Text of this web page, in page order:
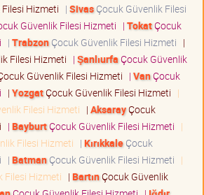
Hizmeti | SivasÇocuk Güvenlik Filesi
Güvenlik Filesi Hizmeti | TokatÇocuk
| TrabzonÇocuk Güvenlik Filesi Hizmeti |
Filesi Hizmeti | ŞanlıurfaÇocuk Güvenlik
Güvenlik Filesi Hizmeti | VanÇocuk
| YozgatÇocuk Güvenlik Filesi Hizmeti |
Filesi Hizmeti | AksarayÇocuk
| BayburtÇocuk Güvenlik Filesi Hizmeti |
Filesi Hizmeti | KırıkkaleÇocuk
| BatmanÇocuk Güvenlik Filesi Hizmeti |
Filesi Hizmeti | BartınÇocuk Güvenlik